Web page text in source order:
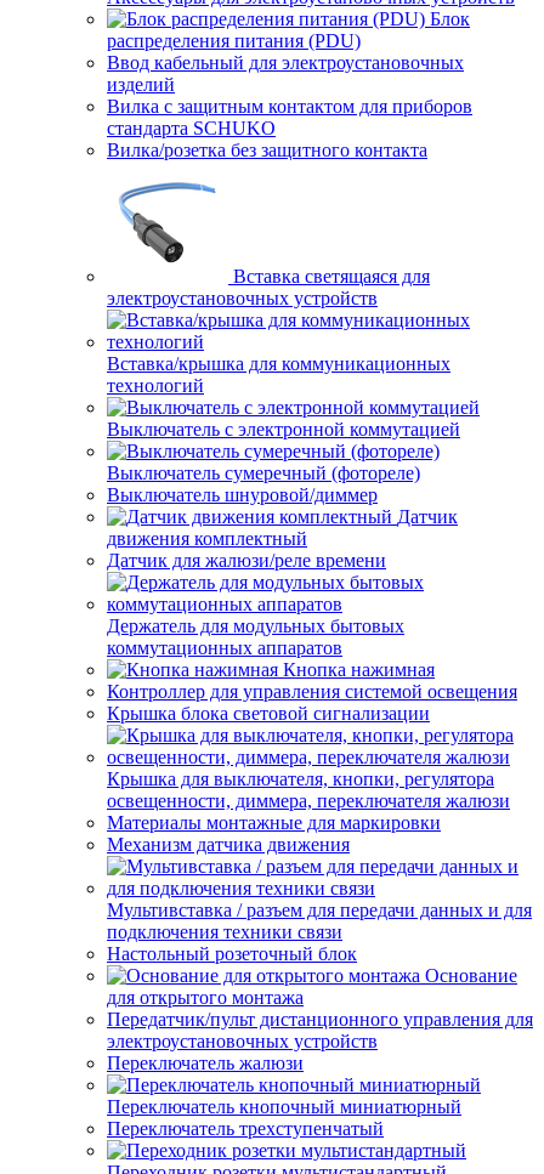
Блок
распределения питания (PDU)
Ввод кабельный для электроустановочных
изделий
Вилка с защитным контактом для приборов
стандарта SCHUKO
Вилка/розетка без защитного контакта
Вставка светящаяся для
электроустановочных устройств
Вставка/крышка для коммуникационных
технологий
Выключатель с электронной коммутацией
Выключатель сумеречный (фотореле)
Выключатель шнуровой/диммер
Датчик
движения комплектный
Датчик для жалюзи/реле времени
Держатель для модульных бытовых
коммутационных аппаратов
Кнопка нажимная
Контроллер для управления системой освещения
Крышка блока световой сигнализации
Крышка для выключателя, кнопки, регулятора
освещенности, диммера, переключателя жалюзи
Материалы монтажные для маркировки
Механизм датчика движения
Мультивставка / разъем для передачи данных и для
подключения техники связи
Настольный розеточный блок
Основание
для открытого монтажа
Передатчик/пульт дистанционного управления для
электроустановочных устройств
Переключатель жалюзи
Переключатель кнопочный миниатюрный
Переключатель трехступенчатый